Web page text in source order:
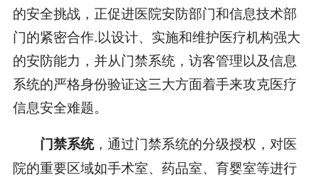
的安全挑战，正促进医院安防部门和信息技术部
门的紧密合作.以设计、实施和维护医疗机构强大
的安防能力，并从门禁系统，访客管理以及信息
系统的严格身份验证这三大方面着手来攻克医疗
信息安全难题。
门禁系统，通过门禁系统的分级授权，对医
院的重要区域如手术室、药品室、育婴室等进行